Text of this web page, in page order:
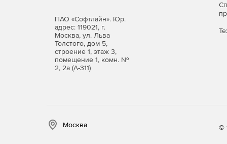
ПАО «Софтлайн». Юр.
адрес: 119021, г.
Москва, ул. Льва
Толстого, дом 5,
строение 1, этаж 3,
помещение 1, комн. №
2, 2а (А-311)
Москва ©